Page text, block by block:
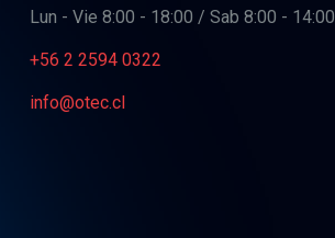
Lun - Vie 8:00 - 18:00 / Sab 8:00 - 14:00
+56 2 2594 0322
info@otec.cl